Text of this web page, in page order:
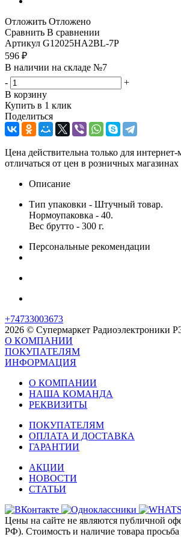
Отложить Отложено
Сравнить В сравнении
Артикул G12025HA2BL-7P
596 ₽
В наличии на складе №7
-
+
В корзину
Купить в 1 клик
Поделиться
Цена действительна только для
отличаться от цен в розничных магазинах
Описание
Тип упаковки - Штучный товар.
Нормоупаковка - 40.
Вес брутто - 300 г.
Персональные рекомендации
+74733003673
2026 © Супермаркет Радиоэлектроники
О КОМПАНИИ
ПОКУПАТЕЛЯМ
ИНФОРМАЦИЯ
О КОМПАНИИ
НАША КОМАНДА
РЕКВИЗИТЫ
ПОКУПАТЕЛЯМ
ОПЛАТА И ДОСТАВКА
ГАРАНТИИ
АКЦИИ
НОВОСТИ
СТАТЬИ
Цены на сайте не являются публичной
РФ). Стоимость и наличие товара просьба